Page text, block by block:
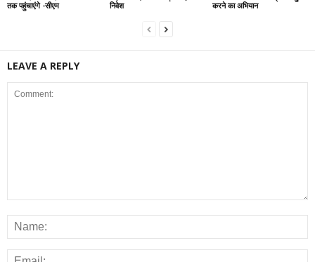
तक पहुंचाएंगे -सीएम
निवेश
करने का अभियान
LEAVE A REPLY